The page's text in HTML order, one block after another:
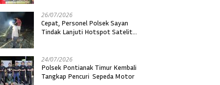
26/07/2026
Cepat, Personel Polsek Sayan
Tindak Lanjuti Hotspot Satelit
24/07/2026
Polsek Pontianak Timur Kembali
Tangkap Pencuri Sepeda Motor